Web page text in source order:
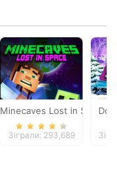
Minecaves Lost in Space
Зіграли: 293,689